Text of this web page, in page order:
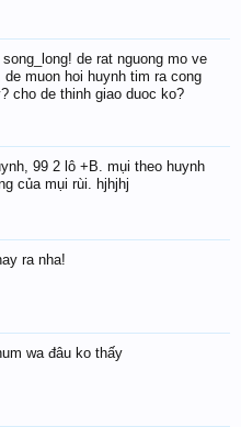
de rat nguong mo ve
muon hoi huynh tim ra cong
cho de thinh giao duoc ko?
99 2 lô +B. mụi theo huynh
của mụi rùi. hjhjhj
ra nha!
wa đâu ko thấy